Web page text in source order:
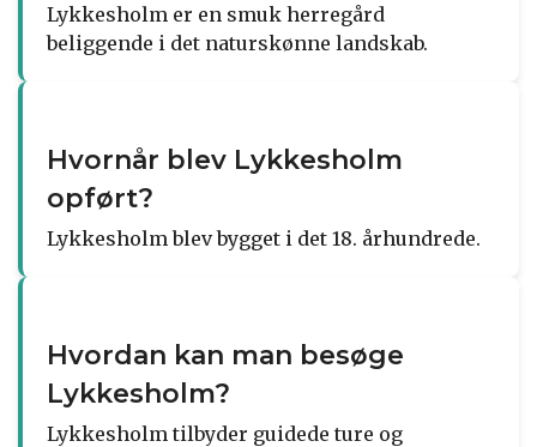
Lykkesholm er en smuk herregård
beliggende i det naturskønne landskab.
Hvornår blev Lykkesholm
opført?
Lykkesholm blev bygget i det 18. århundrede.
Hvordan kan man besøge
Lykkesholm?
Lykkesholm tilbyder guidede ture og